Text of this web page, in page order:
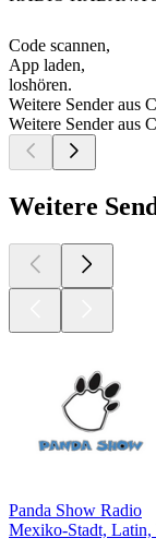
Code scannen,
App laden,
loshören.
Weitere Sender aus
Weitere Sender aus
Weitere
Panda Show Radio
Mexiko-Stadt, Latin,